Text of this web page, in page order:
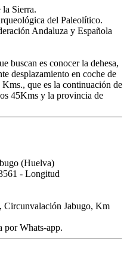
la Sierra.
del Paleolítico.
Andaluza y Española
buscan es conocer la dehesa,
desplazamiento en coche de
que es la continuación de
45Kms y la provincia de
(Huelva)
- Longitud
Circunvalación Jabugo, Km
por Whats-app.